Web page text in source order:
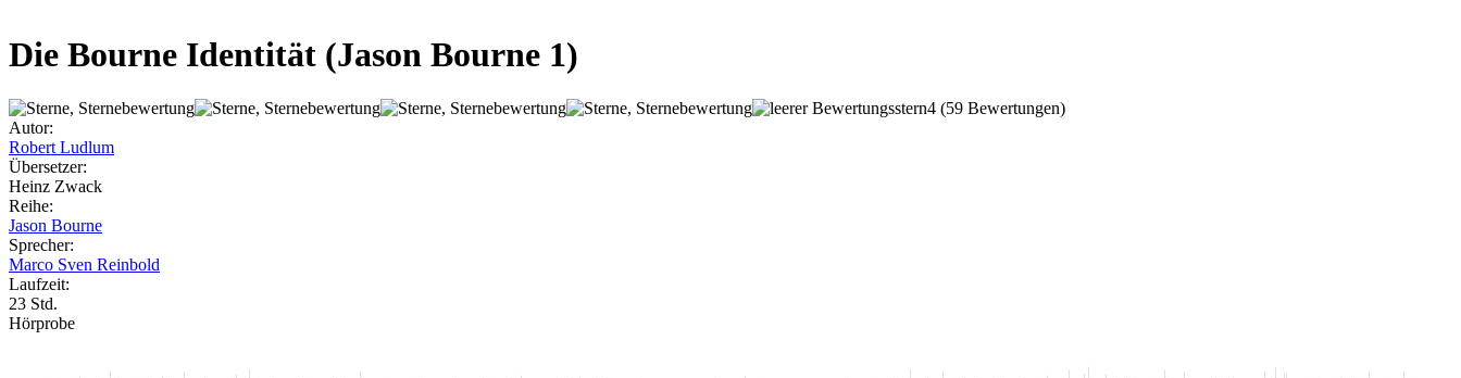
Die Bourne Identität (Jason Bourne 1)
4 (59 Bewertungen)
Autor:
Robert Ludlum
Übersetzer:
Heinz Zwack
Reihe:
Jason Bourne
Sprecher:
Marco Sven Reinbold
Laufzeit:
23 Std.
Hörprobe